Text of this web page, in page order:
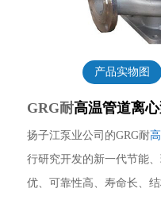
产品实物图
GRG耐高温管道离
扬子江泵业公司的GRG耐
行研究开发的新一代节能
优、可靠性高、寿命长、